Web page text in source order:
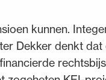
kunnen.
Dekker denkt